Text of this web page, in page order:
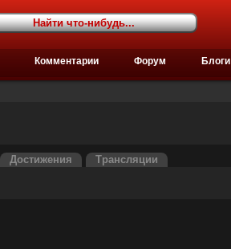
Комментарии Форум Блоги
Достижения Трансляции